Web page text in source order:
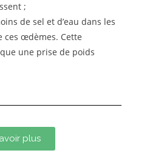
;
de sel et d’eau dans les
ces œdèmes. Cette
une prise de poids
plus